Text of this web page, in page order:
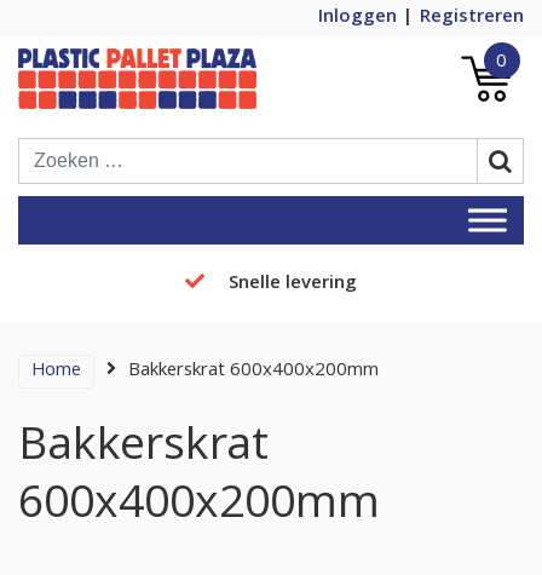
Inloggen
Registreren
Plastic Pallet Plaza
Plastic Pallets Plaza, de nummer 1 in
Europa!
0
Snelle levering
Home Bakkerskrat 600x400x200mm
Bakkerskrat
600x400x200mm